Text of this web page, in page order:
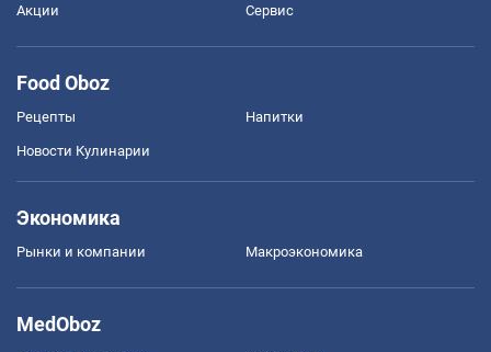
Акции Сервис
Food Oboz
Рецепты Напитки
Новости Кулинарии
Экономика
Рынки и компании Mакроэкономика
MedOboz